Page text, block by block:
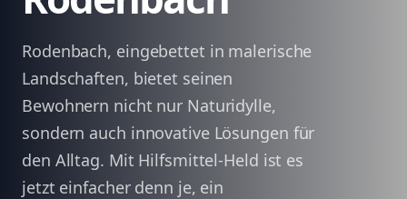
Rodenbach, eingebettet in malerische
Landschaften, bietet seinen
Bewohnern nicht nur Naturidylle,
sondern auch innovative Lösungen für
den Alltag. Mit Hilfsmittel-Held ist es
jetzt einfacher denn je, ein